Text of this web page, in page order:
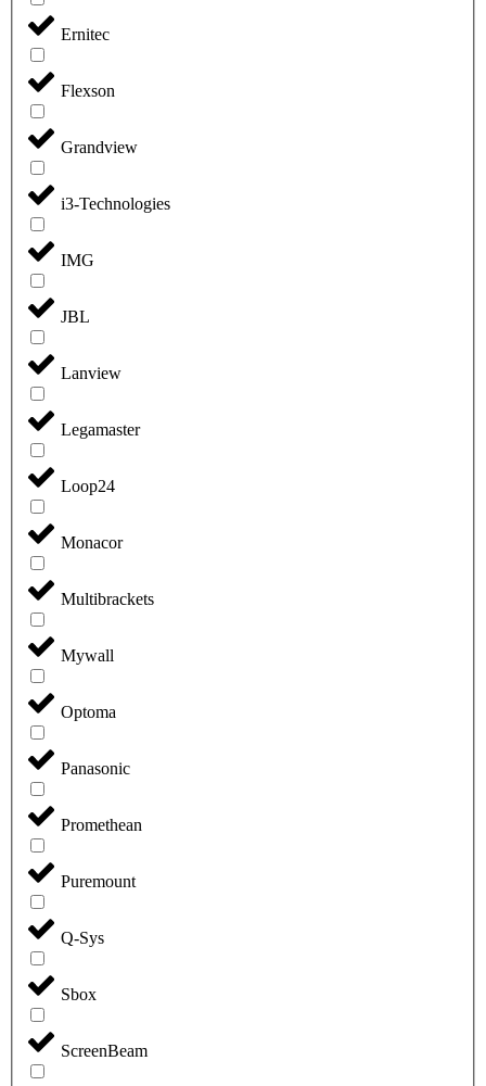
Ernitec
Flexson
Grandview
i3-Technologies
IMG
JBL
Lanview
Legamaster
Loop24
Monacor
Multibrackets
Mywall
Optoma
Panasonic
Promethean
Puremount
Q-Sys
Sbox
ScreenBeam